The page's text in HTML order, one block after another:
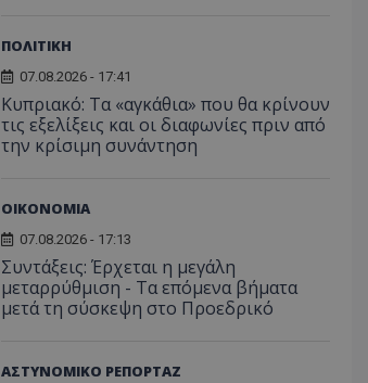
ΠΟΛΙΤΙΚΗ
07.08.2026 - 17:41
Κυπριακό: Τα «αγκάθια» που θα κρίνουν
τις εξελίξεις και οι διαφωνίες πριν από
την κρίσιμη συνάντηση
ΟΙΚΟΝΟΜΙΑ
07.08.2026 - 17:13
Συντάξεις: Έρχεται η μεγάλη
μεταρρύθμιση - Τα επόμενα βήματα
μετά τη σύσκεψη στο Προεδρικό
ΑΣΤΥΝΟΜΙΚΟ ΡΕΠΟΡΤΑΖ